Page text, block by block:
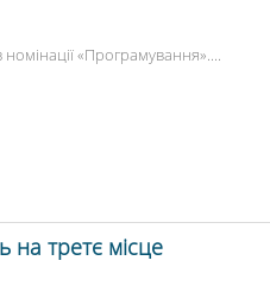
«Програмування»....
на третє місце